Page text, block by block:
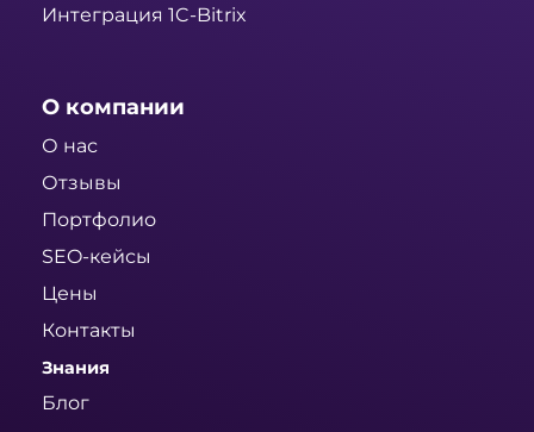
Интеграция 1C-Bitrix
О компании
О нас
Отзывы
Портфолио
SEO-кейсы
Цены
Контакты
Знания
Блог